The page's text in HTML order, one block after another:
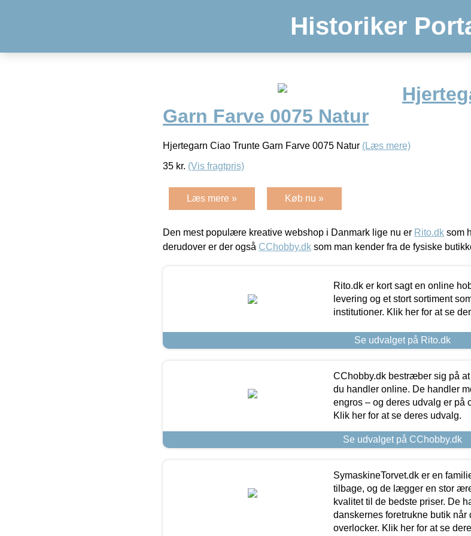
Historiker
Garn Farve 0075 Natur
Hjertegarn Ciao Trunte Garn Farve 0075 Natur (Læs mere)
35 kr. (Vis fragtpris)
Læs mere » Køb nu »
Den mest populære kreative webshop i Danmark lige nu er Rito.dk som
derudover er der også CChobby.dk som man kender fra de fysiske
Rito.dk er kort sagt en online
levering og et stort sortiment
institutioner. Klik her for at se
Se udvalget på Rito.dk
CChobby.dk bestræber sig på
du handler online. De handler
engros – og deres udvalg er på
Klik her for at se deres udvalg.
Se udvalget på CChobby.dk
SymaskineTorvet.dk er en
tilbage, og de lægger en stor
kvalitet til de bedste priser. De
danskernes foretrukne butik
overlocker. Klik her for at se